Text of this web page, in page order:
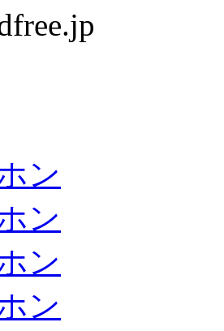
ン
ン
ン
ン